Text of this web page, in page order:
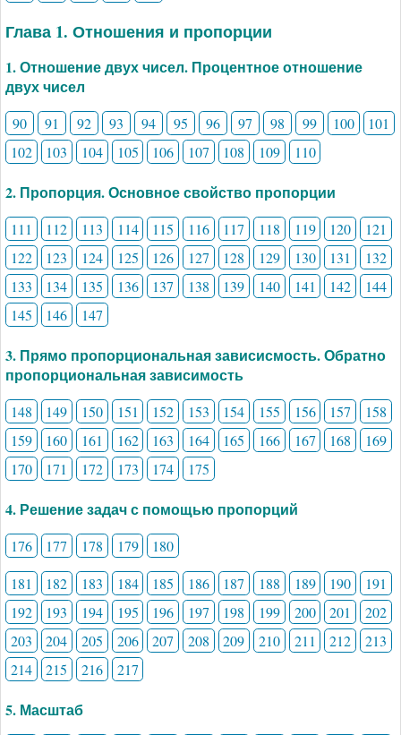
Глава 1. Отношения и пропорции
1. Отношение двух чисел. Процентное отношение
двух чисел
90 91 92 93 94 95 96 97 98 99 100
101
102
103 104 105 106 107 108 109 110
2. Пропорция. Основное свойство пропорции
111 112 113 114 115 116 117 118 119 120
121
122
123 124 125 126 127 128 129 130 131
132
133
134 135 136 137 138 139 140 141 142
144
145
146 147
3. Прямо пропорциональная зависисмость. Обратно
пропорциональная зависимость
148 149 150 151 152 153 154 155 156 157
158
159
160 161 162 163 164 165 166 167 168
169
170
171 172 173 174 175
4. Решение задач с помощью пропорций
176 177 178 179
180
181
182 183 184 185 186 187 188 189 190
191
192
193 194 195 196 197 198 199 200 201
202
203
204 205 206 207 208 209 210 211 212
213
214
215 216 217
5. Масштаб